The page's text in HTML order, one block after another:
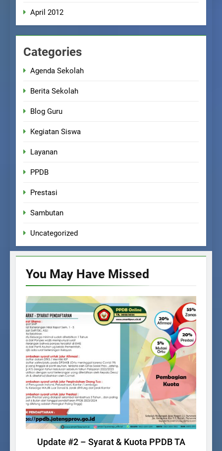
April 2012
Categories
Agenda Sekolah
Berita Sekolah
Blog Guru
Kegiatan Siswa
Layanan
PPDB
Prestasi
Sambutan
Uncategorized
You May Have Missed
PPDB
Update #2 – Syarat & Kuota PPDB TA